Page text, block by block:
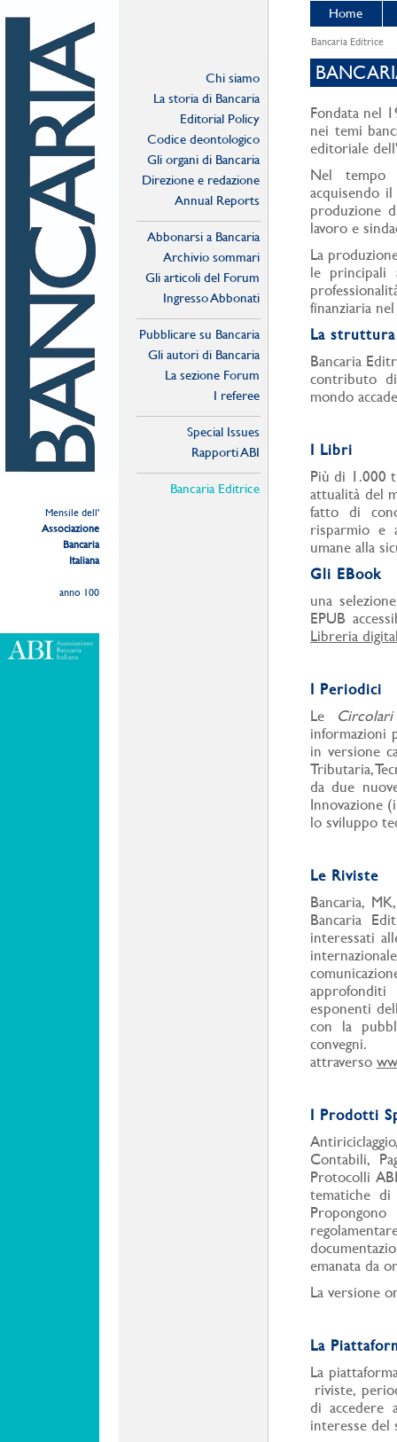
Mensile dell'
Associazione
Bancaria
Italiana
anno 100
Chi siamo
La storia di Bancaria
Editorial Policy
Codice deontologico
Gli organi di Bancaria
Direzione e redazione
Annual Reports
Abbonarsi a Bancaria
Archivio sommari
Gli articoli del Forum
Ingresso Abbonati
Pubblicare su Bancaria
Gli autori di Bancaria
La sezione Forum
I referee
Special Issues
Rapporti ABI
Bancaria Editrice
Home
Bancaria Editrice
Fondata nel
nei temi
editoriale
Nel tempo
acquisendo
produzione
lavoro e
La
le principali
finanziaria
La
Bancaria
contributo
mondo
I Libri
Più di 1.000
attualità del
fatto di
risparmio e
umane alla
Gli EBook
una
EPUB
Libreria
I Periodici
Le
informazioni
in versione
Tributaria,
da due
Innovazione
lo sviluppo
Le Riviste
Bancaria,
Bancaria
interessati
esponenti
con la
attraverso
I Prodotti
Contabili,
Protocolli ABI
tematiche di
emanata da
La versione
La
La
riviste,
di accedere
interesse del